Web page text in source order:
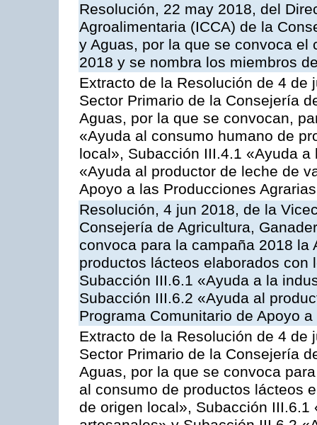
Resolución, 22 may 2018, del
Agroalimentaria (ICCA) de la
y Aguas, por la que se convoca el
2018 y se nombra los miembros
Extracto de la Resolución de 4
Sector Primario de la Consejería
Aguas, por la que se convocan,
«Ayuda al consumo humano de
local», Subacción III.4.1 «Ayuda
«Ayuda al productor de leche de
Apoyo a las Producciones
Resolución, 4 jun 2018, de la
Consejería de Agricultura,
convoca para la campaña 2018
productos lácteos elaborados
Subacción III.6.1 «Ayuda a la
Subacción III.6.2 «Ayuda al
Programa Comunitario de Apoyo
Extracto de la Resolución de 4
Sector Primario de la Consejería
Aguas, por la que se convoca
al consumo de productos lácteos
de origen local», Subacción